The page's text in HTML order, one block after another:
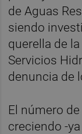
de Aguas
siendo
querella de
Servicios
denuncia de
El número
creciendo -